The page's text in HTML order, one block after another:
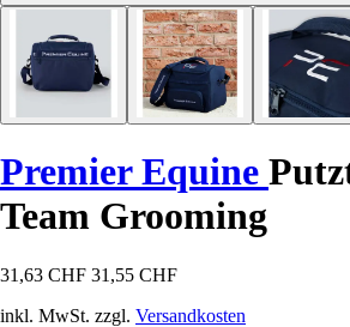
Premier Equine
Team Grooming
31,63 CHF 31,55 CHF
inkl. MwSt. zzgl. Versandkosten